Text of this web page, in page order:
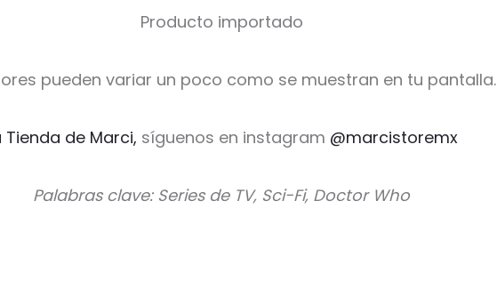
Producto importado
pueden variar un poco como se muestran en tu pantalla.
Tienda de Marci, síguenos en instagram @marcistoremx
Palabras clave: Series de TV, Sci-Fi, Doctor Who